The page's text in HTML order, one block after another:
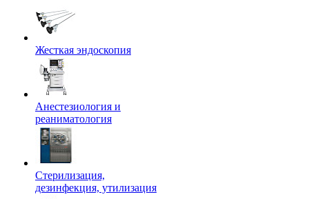
Жесткая эндоскопия
Анестезиология и
реаниматология
Стерилизация,
дезинфекция, утилизация